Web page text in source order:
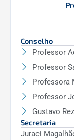
Conselho
Professor
Professor
Professora
Professor
Gustavo
Secretaria
Juraci